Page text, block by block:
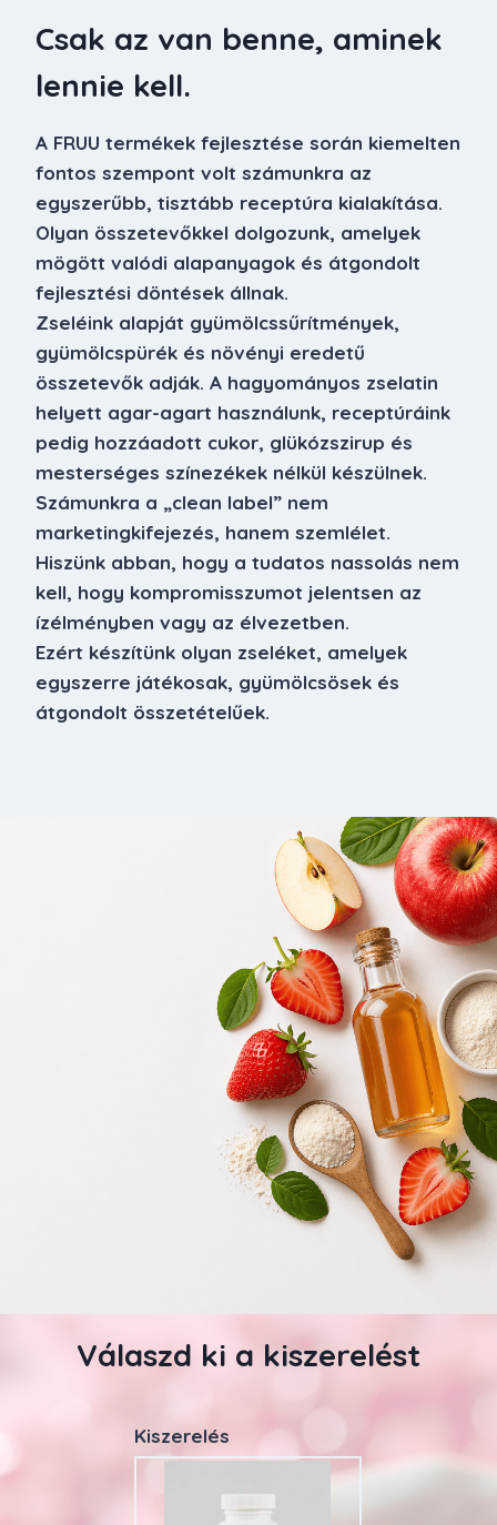
Csak az van benne, aminek
lennie kell.
A FRUU termékek fejlesztése során kiemelten
fontos szempont volt számunkra az
egyszerűbb, tisztább receptúra kialakítása.
Olyan összetevőkkel dolgozunk, amelyek
mögött valódi alapanyagok és átgondolt
fejlesztési döntések állnak.
Zseléink alapját gyümölcssűrítmények,
gyümölcspürék és növényi eredetű
összetevők adják. A hagyományos zselatin
helyett agar-agart használunk, receptúráink
pedig hozzáadott cukor, glükózszirup és
mesterséges színezékek nélkül készülnek.
Számunkra a „clean label” nem
marketingkifejezés, hanem szemlélet.
Hiszünk abban, hogy a tudatos nassolás nem
kell, hogy kompromisszumot jelentsen az
ízélményben vagy az élvezetben.
Ezért készítünk olyan zseléket, amelyek
egyszerre játékosak, gyümölcsösek és
átgondolt összetételűek.
Válaszd ki a kiszerelést
Kiszerelés